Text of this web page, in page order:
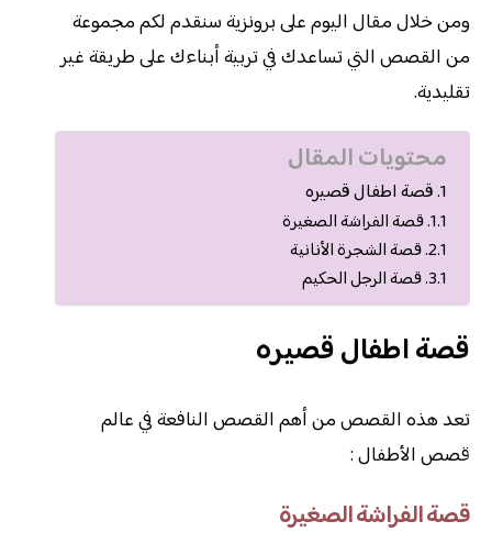
ومن خلال مقال اليوم على برونزية سنقدم لكم مجموعة
من القصص التي تساعدك في تربية أبناءك على طريقة غير
تقليدية.
محتويات المقال
قصة اطفال قصيره
قصة الفراشة الصغيرة
قصة الشجرة الأنانية
قصة الرجل الحكيم
قصة اطفال قصيره
تعد هذه القصص من أهم القصص النافعة في عالم
قصص الأطفال :
قصة الفراشة الصغيرة